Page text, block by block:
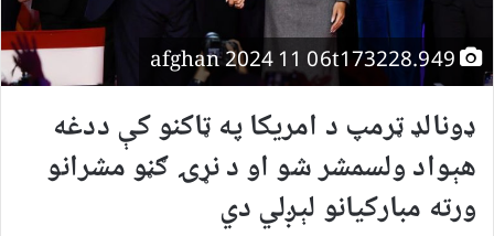
ډونالډ ټرمپ د امریکا په ټاکنو کې ددغه
هېواد ولسمشر شو او د نړۍ ګڼو مشرانو
ورته مبارکيانو لېږلي دي